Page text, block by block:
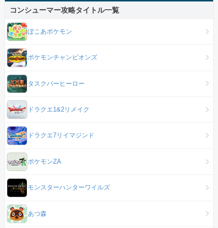
コンシューマー攻略タイトル一覧
ぽこあポケモン
ポケモンチャンピオンズ
タスクバーヒーロー
ドラクエ1&2リメイク
ドラクエ7リイマジンド
ポケモンZA
モンスターハンターワイルズ
あつ森